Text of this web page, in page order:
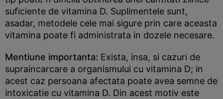
suficiente de vitamina D. Suplimentele sunt,
asadar, metodele cele mai sigure prin care aceasta
vitamina poate fi administrata in dozele necesare.
Mentiune importanta: Exista, insa, si cazuri de
supraincarcare a organismului cu vitamina D; in
acest caz persoana afectata poate avea semne de
intoxicatie cu vitamina D. Din acest motiv este